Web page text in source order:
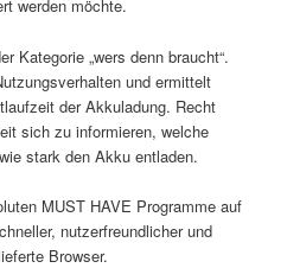
werden möchte.
Kategorie „wers denn braucht“.
und ermittelt
der Akkuladung. Recht
sich zu informieren, welche
stark den Akku entladen.
MUST HAVE Programme auf
nutzerfreundlicher und
Browser.